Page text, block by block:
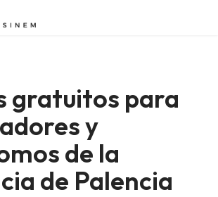
gratuitos para
y
de la
de Palencia